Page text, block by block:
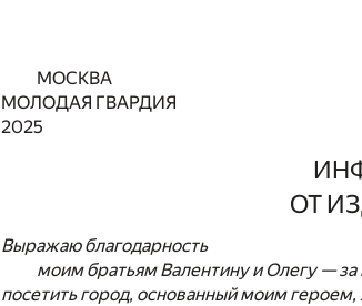
МОСКВА
МОЛОДАЯ ГВАРДИЯ
2025
ОТ
Выражаю благодарность
моим братьям Валентину и Олегу —
посетить город, основанный моим